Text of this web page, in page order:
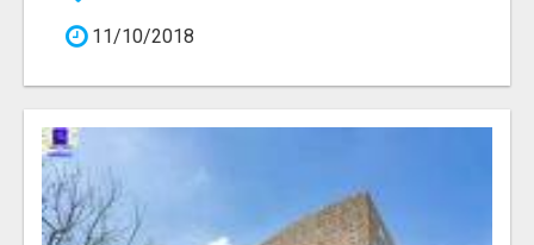
11/10/2018